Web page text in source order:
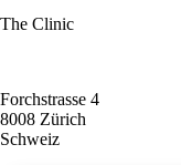
The Clinic
Forchstrasse 4
8008 Zürich
Schweiz